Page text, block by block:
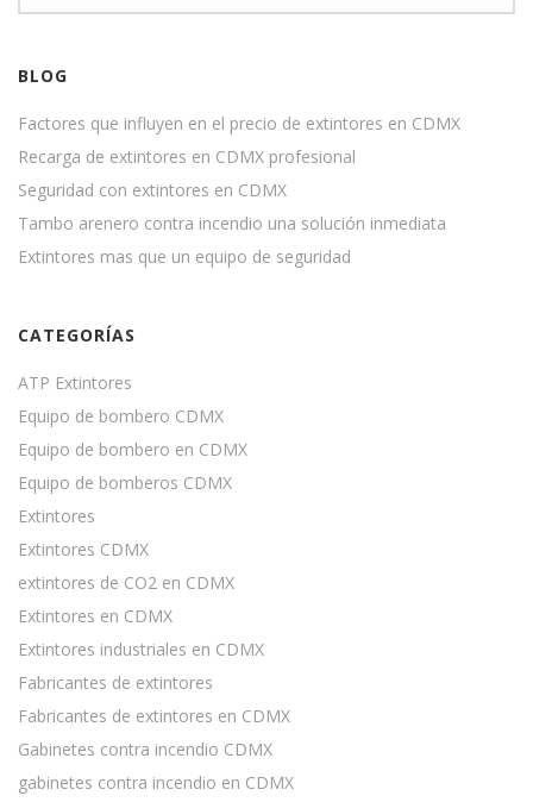
BLOG
Factores que influyen en el precio de extintores en CDMX
Recarga de extintores en CDMX profesional
Seguridad con extintores en CDMX
Tambo arenero contra incendio una solución inmediata
Extintores mas que un equipo de seguridad
CATEGORÍAS
ATP Extintores
Equipo de bombero CDMX
Equipo de bombero en CDMX
Equipo de bomberos CDMX
Extintores
Extintores CDMX
extintores de CO2 en CDMX
Extintores en CDMX
Extintores industriales en CDMX
Fabricantes de extintores
Fabricantes de extintores en CDMX
Gabinetes contra incendio CDMX
gabinetes contra incendio en CDMX